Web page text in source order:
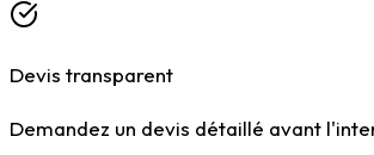
Devis transparent
Demandez un devis détaillé avant